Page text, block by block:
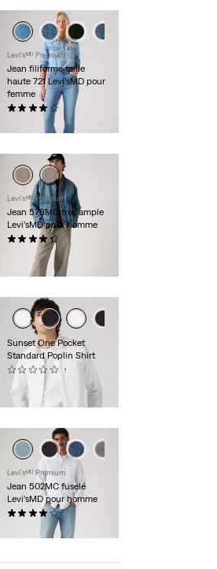
Levi'sᴹᴰ Premium
Jean filiforme taille
haute 721 Levi’sMD pour
femme
(143)
Levi'sᴹᴰ Premium
Jean 578MC très ample
Levi’sMD pour homme
(290)
118,00 $
Sunset One Pocket
Standard Poplin Shirt
(0)
88,00 $
Levi'sᴹᴰ Premium
Jean 502MC fuselé
Levi’sMD pour homme
(194)